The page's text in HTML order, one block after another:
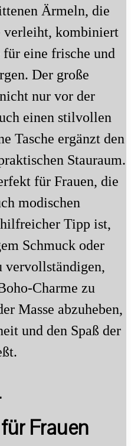
Ärmeln, die
verleiht, kombiniert
eine frische und
Der große
nur vor der
einen stilvollen
Tasche ergänzt den
Stauraum.
für Frauen, die
modischen
Tipp ist,
Schmuck oder
vervollständigen,
Charme zu
Masse abzuheben,
und den Spaß der
Frauen